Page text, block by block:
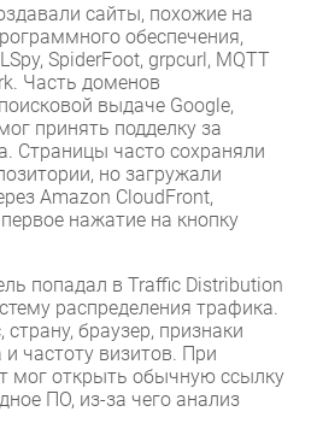
сайты, похожие на
обеспечения,
SpiderFoot, grpcurl, MQTT
Часть доменов
выдаче Google,
принять подделку за
Страницы часто сохраняли
но загружали
Amazon CloudFront,
нажатие на кнопку
попадал в Traffic Distribution
распределения трафика.
браузер, признаки
и частоту визитов. При
мог открыть обычную ссылку
ПО, из-за чего анализ